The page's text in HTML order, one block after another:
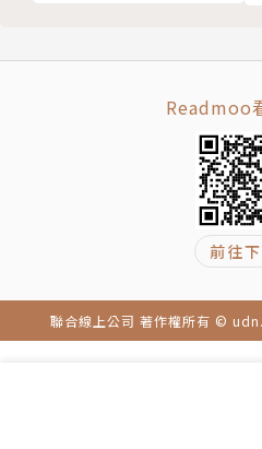
★每篇附有「伍督導溫馨小
細節，爸媽一個也不錯過
母」、「魔法阿嬤」、「行
母」⋯⋯的伍竹彥老師，一
20 也是給寶寶的按摩與撫觸
22 寶寶是比郭台銘更需要Ｓ
23 寶寶打針前的心理準備
24 孩子的眼神與眼光是事實
25 讓寶寶一覺到天明的祕方
１ 寶貝，我們回家囉！
２ 第一次換尿布就上手
Readmoo
前往
聯合線上公司 著作權所有 ©